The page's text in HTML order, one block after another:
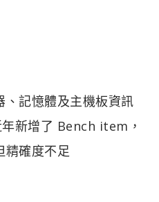
、記憶體及主機板資訊
新增了 Bench item，
精確度不足